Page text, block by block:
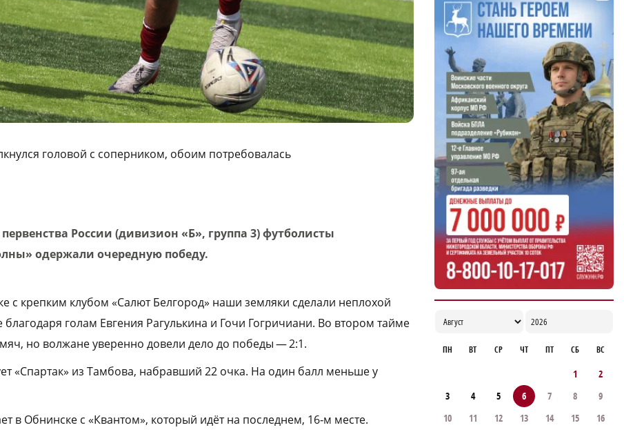
головой с соперником, обоим потребовалась
России (дивизион «Б», группа 3) футболисты
одержали очередную победу.
с крепким клубом «Салют Белгород» наши земляки сделали неплохой
голам Евгения Рагулькина и Гочи Гогричиани. Во втором тайме
но волжане уверенно довели дело до победы — 2:1.
«Спартак» из Тамбова, набравший 22 очка. На один балл меньше у
в Обнинске с «Квантом», который идёт на последнем, 16‑м месте.
×
Волонтеры обнаружили заброшенный
дом, в котором живет около 20 собак и
щенков
18:02
В Нижегородской области наградили
более 40 организаций к Дню строителя
17:57
Садыр Жапаров и Глеб Никитин провели
рабочую встречу в Киргизии
17:38
ПН ВТ СР ЧТ ПТ СБ ВС
1
2
3
4 5 6 7 8
9
10
11 12 13 14 15
16